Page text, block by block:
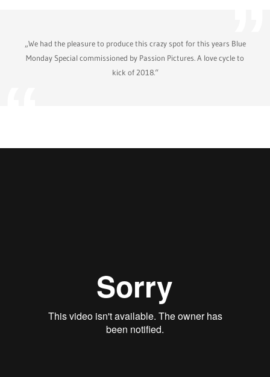
„We had the pleasure to produce this crazy spot for this years Blue
Monday Special commissioned by Passion Pictures. A love cycle to
kick of 2018.“